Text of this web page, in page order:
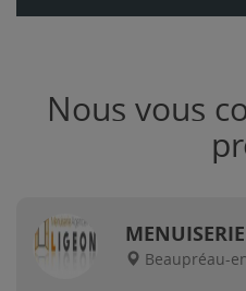
Nous vous
Beaupréau-